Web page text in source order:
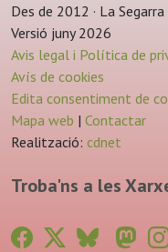
Des de 2012 · La
Versió juny 2026
Avis legal i Política de
Avís de cookies
Edita consentiment de
Mapa web | Contactar
Realització: cdnet
Troba'ns a les